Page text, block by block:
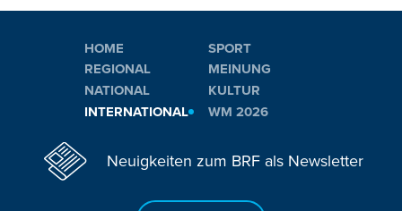
HOME
REGIONAL
NATIONAL
INTERNATIONAL
SPORT
MEINUNG
KULTUR
WM 2026
Neuigkeiten zum BRF als Newsletter